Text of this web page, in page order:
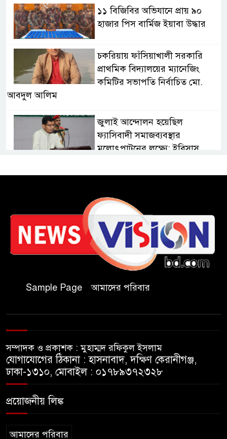
১১ বিজিবির অভিযানে প্রায় ৯০
হাজার পিস বার্মিজ ইয়াবা উদ্ধার
চকরিয়ায় ফাঁসিয়াখালী সরকারি
প্রাথমিক বিদ্যালয়ের ম্যানেজিং
কমিটির সভাপতি নির্বাচিত মো.
আবদুল আলিম
জুলাই আন্দোলন হয়েছিল
ফ্যাসিবাদী সমাজব্যবস্থার
মূলোৎপাটনের লক্ষ্যে; ইবিসাস
পালন করছে তানযীমুল উম্মাহ
আলিম মাদ্রাসা
জুলাই গণঅভ্যুত্থান দিবসে কুবি
ছাত্রদলের পরিচ্ছন্নতা ও বৃক্ষরোপণ
কর্মসূচি
রাষ্ট্রবিরোধী গোপন কর্মকাণ্ডে’র দায়ে
ইসলামপুরে ‘জুলাই গণঅভ্যুত্থান
দিবস উপলক্ষ্যে আলোচনা সভা ও
সংবর্ধনা অনুষ্ঠান অনুষ্ঠিত
Sample Page আমাদের পরিবার
সম্পাদক ও প্রকাশক : মুহাম্মদ রফিকুল ইসলাম
যোগাযোগের ঠিকানা : হাসনাবাদ, দক্ষিণ কেরানীগঞ্জ,
ঢাকা-১৩১০, মোবাইল : ০১৭৮৯৩৭২৩২৮
প্রয়োজনীয় লিঙ্ক
আমাদের পরিবার